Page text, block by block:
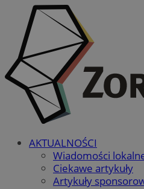
AKTUALNOŚCI
Wiadomości
Ciekawe artykuły
Artykuły